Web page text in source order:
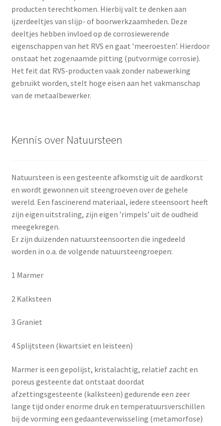
Speciale aanbieding
Speciale aanbieding
uw heeft een klacht
Uw privacy
Winkelmand
producten terechtkomen. Hierbij valt te denken aan
ijzerdeeltjes van slijp- of boorwerkzaamheden. Deze
deeltjes hebben invloed op de corrosiewerende
eigenschappen van het RVS en gaat ’meeroesten’. Hierdoor
onstaat het zogenaamde pitting (putvormige corrosie).
Het feit dat RVS-producten vaak zonder nabewerking
gebruikt worden, stelt hoge eisen aan het vakmanschap
van de metaalbewerker.
Kennis over Natuursteen
Natuursteen is een gesteente afkomstig uit de aardkorst
en wordt gewonnen uit steengroeven over de gehele
wereld. Een fascinerend materiaal, iedere steensoort heeft
zijn eigen uitstraling, zijn eigen ’rimpels’ uit de oudheid
meegekregen.
Er zijn duizenden natuursteensoorten die ingedeeld
worden in o.a. de volgende natuursteengroepen:
1 Marmer
2 Kalksteen
3 Graniet
4 Splijtsteen (kwartsiet en leisteen)
Marmer is een gepolijst, kristalachtig, relatief zacht en
poreus gesteente dat ontstaat doordat
afzettingsgesteente (kalksteen) gedurende een zeer
lange tijd onder enorme druk en temperatuursverschillen
bij de vorming een gedaanteverwisseling (metamorfose)